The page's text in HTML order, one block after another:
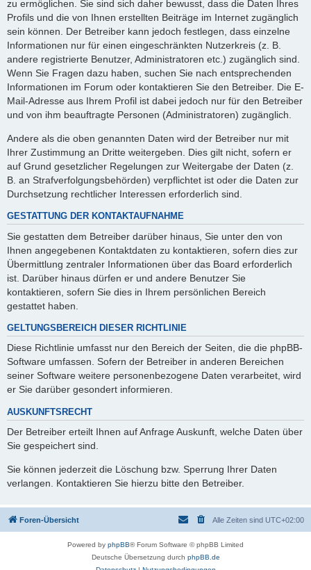
zu ermöglichen. Sie sind sich daher bewusst, dass die Daten Ihres
Profils und die von Ihnen erstellten Beiträge im Internet zugänglich
sein können. Der Betreiber kann jedoch festlegen, dass einzelne
Informationen nur für einen eingeschränkten Nutzerkreis (z. B.
andere registrierte Benutzer, Administratoren etc.) zugänglich sind.
Wenn Sie Fragen dazu haben, suchen Sie nach entsprechenden
Informationen im Forum oder kontaktieren Sie den Betreiber. Die E-
Mail-Adresse aus Ihrem Profil ist dabei jedoch nur für den Betreiber
und von ihm beauftragte Personen (Administratoren) zugänglich.
Andere als die oben genannten Daten wird der Betreiber nur mit
Ihrer Zustimmung an Dritte weitergeben. Dies gilt nicht, sofern er
auf Grund gesetzlicher Regelungen zur Weitergabe der Daten (z.
B. an Strafverfolgungsbehörden) verpflichtet ist oder die Daten zur
Durchsetzung rechtlicher Interessen erforderlich sind.
GESTATTUNG DER KONTAKTAUFNAHME
Sie gestatten dem Betreiber darüber hinaus, Sie unter den von
Ihnen angegebenen Kontaktdaten zu kontaktieren, sofern dies zur
Übermittlung zentraler Informationen über das Board erforderlich
ist. Darüber hinaus dürfen er und andere Benutzer Sie
kontaktieren, sofern Sie dies in Ihrem persönlichen Bereich
gestattet haben.
GELTUNGSBEREICH DIESER RICHTLINIE
Diese Richtlinie umfasst nur den Bereich der Seiten, die die phpBB-
Software umfassen. Sofern der Betreiber in anderen Bereichen
seiner Software weitere personenbezogene Daten verarbeitet, wird
er Sie darüber gesondert informieren.
AUSKUNFTSRECHT
Der Betreiber erteilt Ihnen auf Anfrage Auskunft, welche Daten über
Sie gespeichert sind.
Sie können jederzeit die Löschung bzw. Sperrung Ihrer Daten
verlangen. Kontaktieren Sie hierzu bitte den Betreiber.
Foren-Übersicht Alle Zeiten sind UTC+02:00
Powered by phpBB® Forum Software © phpBB Limited
Deutsche Übersetzung durch phpBB.de